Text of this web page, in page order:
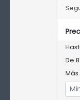
De
Más